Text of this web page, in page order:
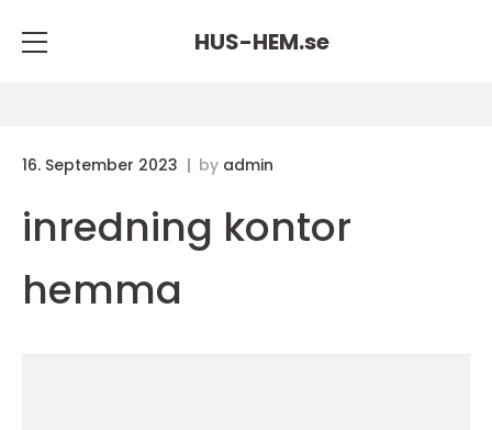
HUS-HEM.se
16. September 2023 by admin
inredning kontor
hemma